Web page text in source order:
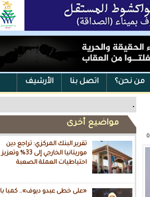
من نحن؟ اتصل بنا الأرشيف
.
مواضيع أخرى
تقرير البنك المركزي: تراجع دين
موريتانيا الخارجي إلى 33% وتعزيز
احتياطيات العملة الصعبة
«على خطى عبدو ديوف».. كمبا با